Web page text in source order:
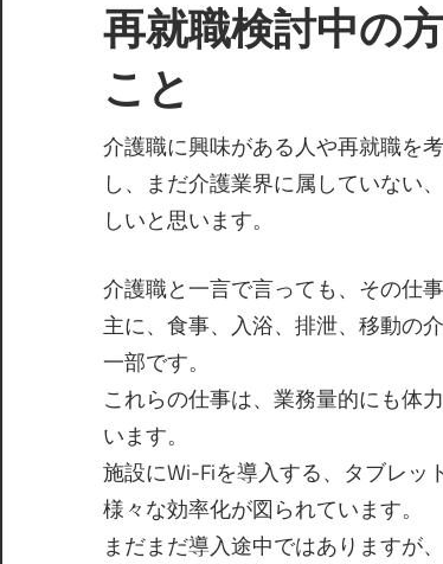
ッ
プ
の
現
場
に
立
つ
た
に
再就職検討中の
こと
介護職に興味がある人や再就職を
し、まだ介護業界に属していない
しいと思います。
介護職と一言で言っても、その仕
主に、食事、入浴、排泄、移動の
一部です。
これらの仕事は、業務量的にも体
います。
施設にWi-Fiを導入する、タブレッ
様々な効率化が図られています。
まだまだ導入途中ではありますが